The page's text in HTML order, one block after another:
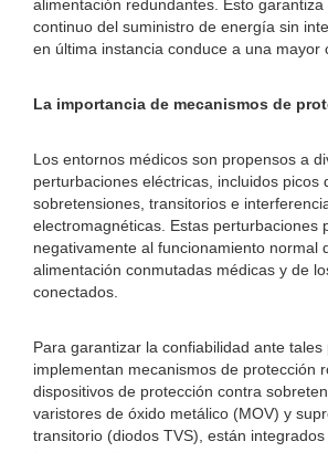
alimentación redundantes. Esto
continuo del suministro de energía sin
en última instancia conduce a una mayor
La importancia de mecanismos de
Los entornos médicos son propensos a
perturbaciones eléctricas, incluidos picos
sobretensiones, transitorios e
electromagnéticas. Estas perturbaciones
negativamente al funcionamiento normal
alimentación conmutadas médicas y de
conectados.
Para garantizar la confiabilidad ante
implementan mecanismos de protección
dispositivos de protección contra
varistores de óxido metálico (MOV) y
transitorio (diodos TVS), están